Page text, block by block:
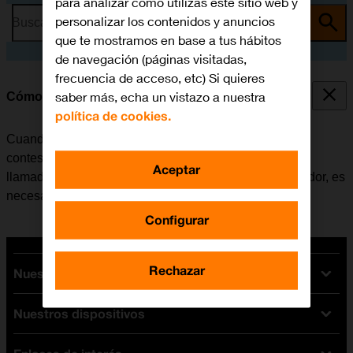
Busca por problema o tema
Cómo desviar las llamadas al contestador
Cuando no se contesta una llamada, esta se desvía al
contestador, donde se recogen los mensajes de las
llamadas. Para poder desviar las llamadas al contestador, es
necesario
Nuestras tarifas
Tarifas Orange
Tarifas fibra y móvil
Nuestros dispositivos
personalizar los contenidos y anuncios
que te mostramos en base a tus hábitos
de navegación (páginas visitadas,
frecuencia de acceso, etc) Si quieres
saber más, echa un vistazo a nuestra
política de cookies.
Configurar
Rechazar
Aceptar